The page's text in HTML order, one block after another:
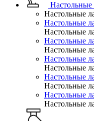
Настольные
Настольные
Настольные
Настольные
Настольные
Настольные
Настольные
Настольные
Настольные
Настольные
Настольные